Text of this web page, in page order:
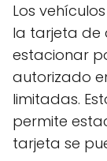
Los
la tarjeta de
estacionar
autorizado
limitadas.
permite
tarjeta se